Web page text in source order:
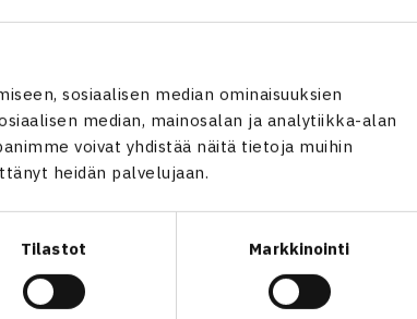
sosiaalisen median ominaisuuksien
median, mainosalan ja analytiikka-alan
voivat yhdistää näitä tietoja muihin
heidän palvelujaan.
Tilastot Markkinointi